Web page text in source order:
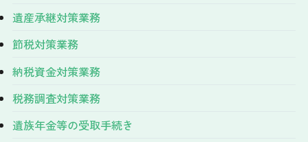
遺産承継対策業務
節税対策業務
納税資金対策業務
税務調査対策業務
遺族年金等の受取手続き